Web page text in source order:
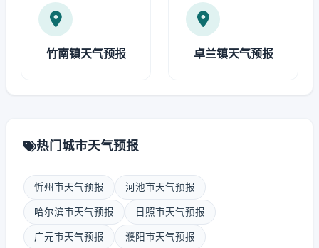
竹南镇天气预报 卓兰镇天气预报
热门城市天气预报
忻州市天气预报 河池市天气预报
哈尔滨市天气预报 日照市天气预报
广元市天气预报 濮阳市天气预报